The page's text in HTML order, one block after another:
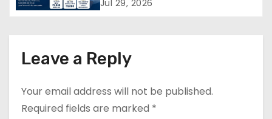
t
o
Jul 29, 2026
Leave a Reply
Your email address will not be published.
Required fields are marked *